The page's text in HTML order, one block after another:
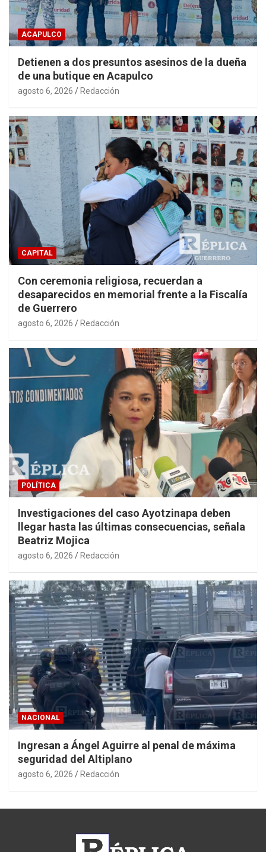
ACAPULCO
Detienen a dos presuntos asesinos de la dueña
de una butique en Acapulco
agosto 6, 2026 Redacción
CAPITAL
Con ceremonia religiosa, recuerdan a
desaparecidos en memorial frente a la Fiscalía
de Guerrero
agosto 6, 2026 Redacción
POLÍTICA
Investigaciones del caso Ayotzinapa deben
llegar hasta las últimas consecuencias, señala
Beatriz Mojica
agosto 6, 2026 Redacción
NACIONAL
Ingresan a Ángel Aguirre al penal de máxima
seguridad del Altiplano
agosto 6, 2026 Redacción